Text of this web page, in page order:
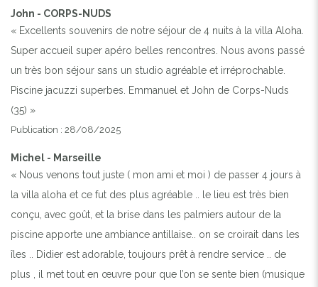
John - CORPS-NUDS
« Excellents souvenirs de notre séjour de 4 nuits à la villa Aloha.
Super accueil super apéro belles rencontres. Nous avons passé
un très bon séjour sans un studio agréable et irréprochable.
Piscine jacuzzi superbes. Emmanuel et John de Corps-Nuds
(35) »
Publication : 28/08/2025
Michel - Marseille
« Nous venons tout juste ( mon ami et moi ) de passer 4 jours à
la villa aloha et ce fut des plus agréable .. le lieu est très bien
conçu, avec goût, et la brise dans les palmiers autour de la
piscine apporte une ambiance antillaise.. on se croirait dans les
îles .. Didier est adorable, toujours prêt à rendre service .. de
plus , il met tout en œuvre pour que l’on se sente bien (musique